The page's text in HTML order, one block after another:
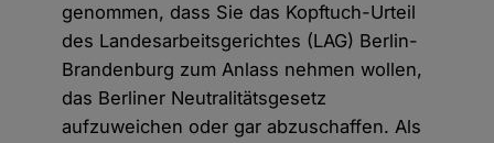
genommen, dass Sie das Kopftuch-Urteil
des Landesarbeitsgerichtes (LAG) Berlin-
Brandenburg zum Anlass nehmen wollen,
das Berliner Neutralitätsgesetz
aufzuweichen oder gar abzuschaffen. Als